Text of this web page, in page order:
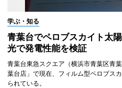
学ぶ・知る
青葉台でペロブスカイト太
光で発電性能を検証
青葉台東急スクエア（横浜市青葉区青
葉台店」で現在、フィルム型ペロブス
られている。